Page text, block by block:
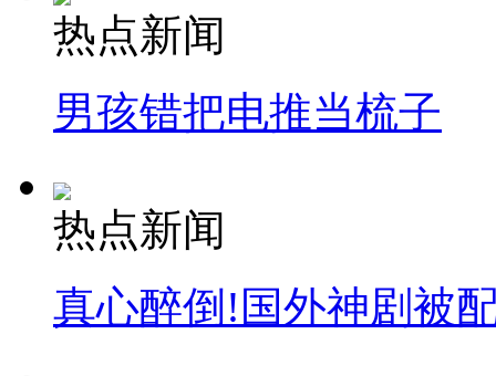
热点新闻
男孩错把电推当梳子
热点新闻
真心醉倒!国外神剧被